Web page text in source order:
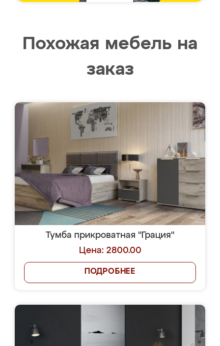
Похожая мебель на
заказ
Тумба прикроватная "Грация"
Цена: 2800.00
ПОДРОБНЕЕ